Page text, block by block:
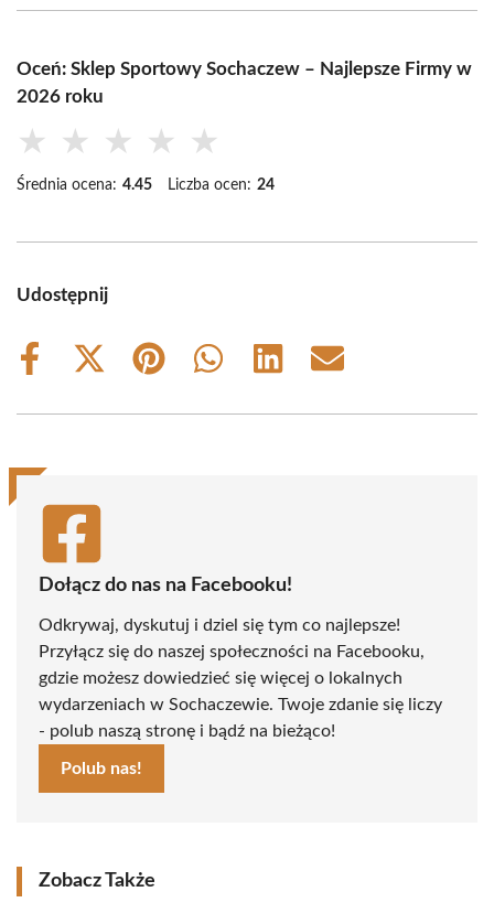
Oceń: Sklep Sportowy Sochaczew – Najlepsze Firmy w
2026 roku
★ ★ ★ ★ ★
Średnia ocena: 4.45 Liczba ocen: 24
Udostępnij
Share
Share
(Twitter)
Share
Share
Share
Share
Dołącz do nas na Facebooku!
Odkrywaj, dyskutuj i dziel się tym co najlepsze!
Przyłącz się do naszej społeczności na Facebooku,
gdzie możesz dowiedzieć się więcej o lokalnych
wydarzeniach w Sochaczewie. Twoje zdanie się liczy
- polub naszą stronę i bądź na bieżąco!
Polub nas!
Zobacz Także